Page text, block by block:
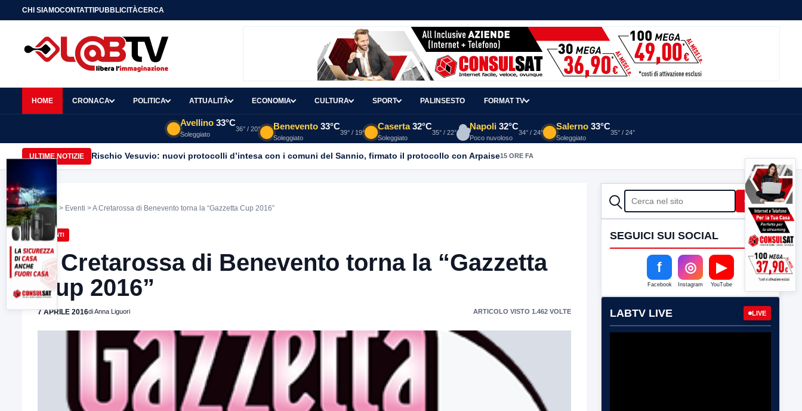
CHI SIAMOCONTATTIPUBBLICITÀCERCA
HOME CRONACA POLITICA ATTUALITÀ ECONOMIA CULTURA SPORT PALINSESTO FORMAT TV
Avellino 33°C
Soleggiato
36° / 20° Benevento 33°C
Soleggiato
39° / 19°
Caserta 32°C
Soleggiato
35° / 22°
Napoli 32°C
Poco nuvoloso
34° / 24°
Salerno 33°C
Soleggiato
35° / 24°
ULTIME NOTIZIE Rischio Vesuvio: nuovi protocolli d’intesa con i comuni del Sannio, firmato il protocollo con Arpaise15 ORE FA
Home > Eventi > A Cretarossa di Benevento torna la “Gazzetta Cup 2016”
EVENTI
A Cretarossa di Benevento torna la “Gazzetta
Cup 2016”
7 APRILE 2016di Anna Liguori ARTICOLO VISTO 1.462 VOLTE
CERCA Cerca
SEGUICI SUI SOCIAL
f
Facebook
◎
Instagram
▶
YouTube
LABTV LIVE LIVE